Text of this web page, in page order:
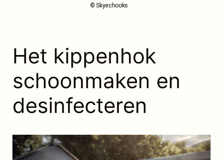
© Skyechooks
Het kippenhok
schoonmaken en
desinfecteren